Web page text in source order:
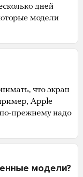
дней
модели
что экран
Apple
прежнему надо
модели?